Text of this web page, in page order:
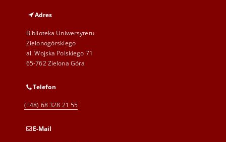
Adres
Biblioteka Uniwersytetu
Zielonogórskiego
al. Wojska Polskiego 71
65-762 Zielona Góra
Telefon
(+48) 68 328 21 55
E-Mail